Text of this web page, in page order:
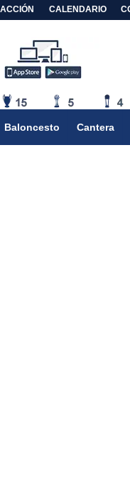
CALENDARIO
Baloncesto Cantera